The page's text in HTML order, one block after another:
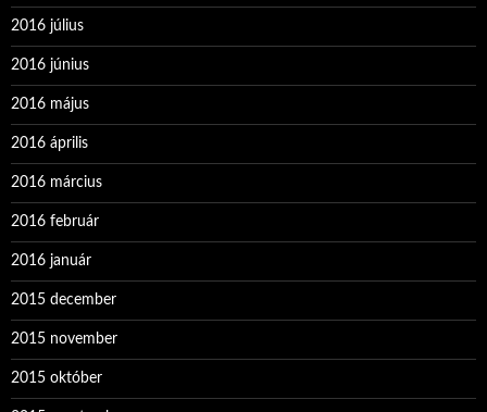
2016 július
2016 június
2016 május
2016 április
2016 március
2016 február
2016 január
2015 december
2015 november
2015 október